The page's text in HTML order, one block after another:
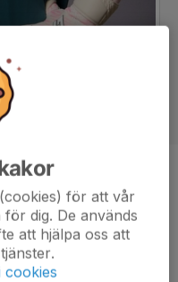
för att vår
dig. De används
att hjälpa oss att
cookies